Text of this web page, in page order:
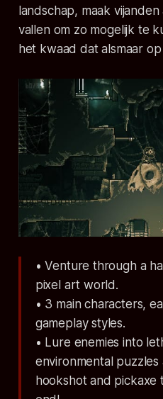
landschap, maak
vallen om zo mogelijk te
het kwaad dat alsmaar
• Venture through a
pixel art world.
• 3 main characters,
gameplay styles.
• Lure enemies into
environmental
hookshot and pickaxe